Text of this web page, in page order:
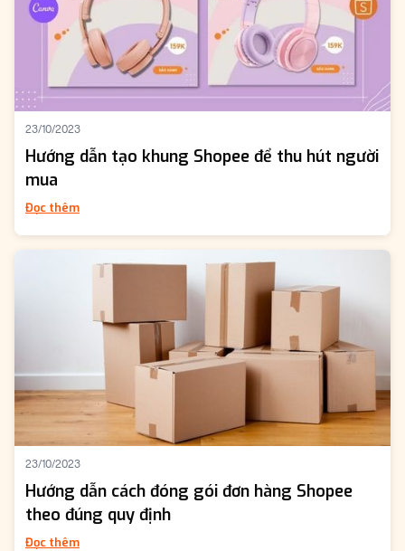
23/10/2023
Hướng dẫn tạo khung Shopee để thu hút người
mua
Đọc thêm
23/10/2023
Hướng dẫn cách đóng gói đơn hàng Shopee
theo đúng quy định
Đọc thêm